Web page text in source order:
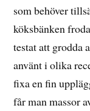
som behöver
köksbänken
testat att
använt i olika
fixa en fin
får man massor